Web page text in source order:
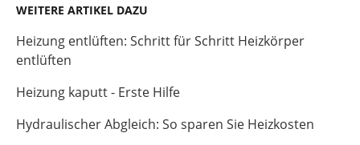
WEITERE ARTIKEL DAZU
Heizung entlüften: Schritt für Schritt Heizkörper
entlüften
Heizung kaputt - Erste Hilfe
Hydraulischer Abgleich: So sparen Sie Heizkosten